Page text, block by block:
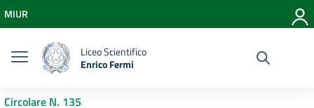
Vai al menu di navigazione
Vai al footer
MIUR
Liceo Scientifico
Enrico Fermi
Circolare N. 135